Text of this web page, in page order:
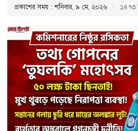
প্রকাশের সময় : শনিবার, ৯ মে, ২০২৬ ১৪৭৩